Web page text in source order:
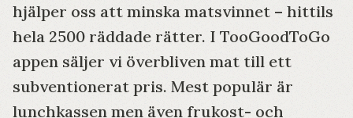
hjälper oss att minska matsvinnet – hittils
hela 2500 räddade rätter. I TooGoodToGo
appen säljer vi överbliven mat till ett
subventionerat pris. Mest populär är
lunchkassen men även frukost- och